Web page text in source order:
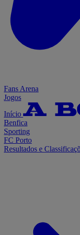
Fans Arena
Jogos
Início
Benfica
Sporting
FC Porto
Resultados e